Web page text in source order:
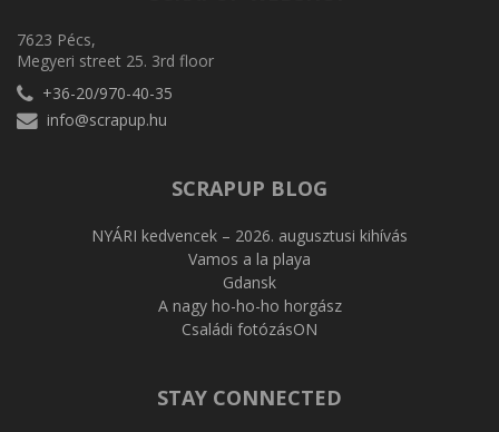
7623 Pécs,
Megyeri street 25. 3rd floor
+36-20/970-40-35
info@scrapup.hu
SCRAPUP BLOG
NYÁRI kedvencek – 2026. augusztusi kihívás
Vamos a la playa
Gdansk
A nagy ho-ho-ho horgász
Családi fotózásON
STAY CONNECTED